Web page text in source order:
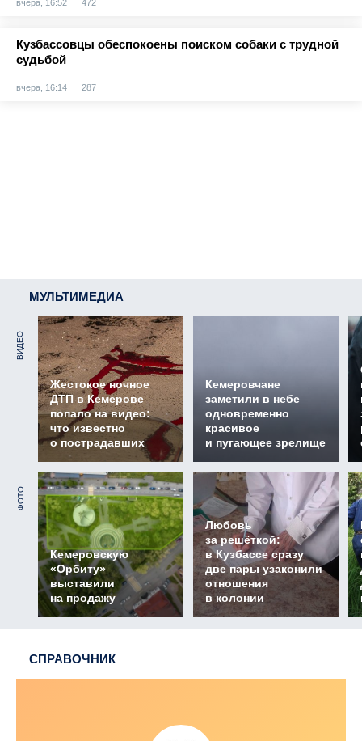
вчера, 16:52 472
Кузбассовцы обеспокоены поиском собаки с трудной
судьбой
вчера, 16:14 287
МУЛЬТИМЕДИА
ВИДЕО
Жестокое ночное
ДТП в Кемерове
попало на видео:
что известно
о пострадавших
Кемеровчане
заметили в небе
одновременно
красивое
и пугающее зрелище
ФОТО
Кемеровскую
«Орбиту»
выставили
на продажу
Любовь
за решёткой:
в Кузбассе сразу
две пары узаконили
отношения
в колонии
СПРАВОЧНИК